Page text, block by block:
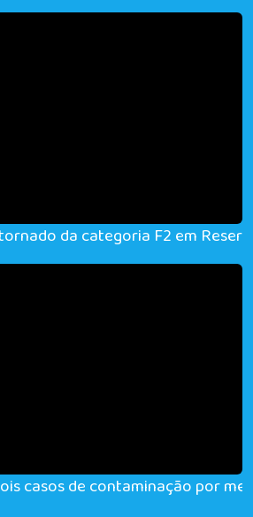
da categoria F2 em
casos de contaminação por